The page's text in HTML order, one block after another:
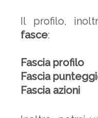
Il profilo,
fasce:
Fascia profilo
Fascia
Fascia azioni